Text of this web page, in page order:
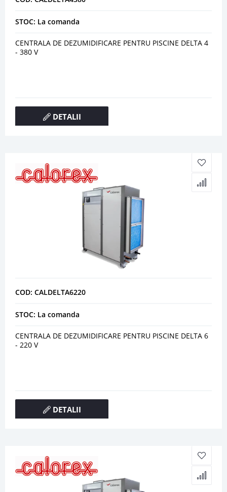
STOC: La comanda
CENTRALA DE DEZUMIDIFICARE PENTRU PISCINE DELTA 4
- 380 V
DETALII
COD: CALDELTA6220
STOC: La comanda
CENTRALA DE DEZUMIDIFICARE PENTRU PISCINE DELTA 6
- 220 V
DETALII